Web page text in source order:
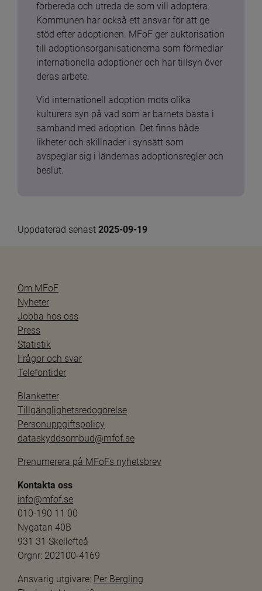
förbereda och utreda de som vill adoptera.
Kommunen har också ett ansvar för att ge
stöd efter adoptionen. MFoF ger auktorisation
till adoptionsorganisationerna som förmedlar
internationella adoptioner och har tillsyn över
deras arbete.
Vid internationell adoption möts olika
kulturers syn på vad som är barnets bästa i
samband med adoption. Det finns både
likheter och skillnader i synsätt som
avspeglar sig i ländernas adoptionsregler och
beslut.
Uppdaterad senast 2025-09-19
Om MFoF
Nyheter
Jobba hos oss
Press
Statistik
Frågor och svar
Telefontider
Blanketter
Tillgänglighetsredogörelse
Personuppgiftspolicy
dataskyddsombud@mfof.se
Prenumerera på MFoFs nyhetsbrev
Kontakta oss
info@mfof.se
010-190 11 00
Nygatan 40B
931 31 Skellefteå
Orgnr: 202100-4169
Ansvarig utgivare: Per Bergling